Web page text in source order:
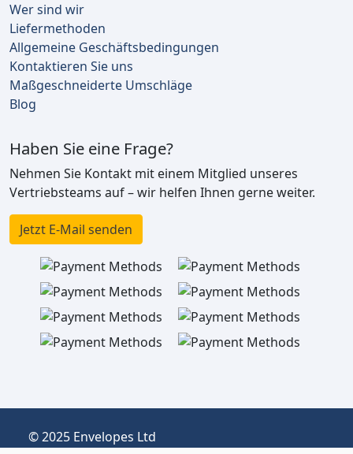
Wer sind wir
Liefermethoden
Allgemeine Geschäftsbedingungen
Kontaktieren Sie uns
Maßgeschneiderte Umschläge
Blog
Haben Sie eine Frage?
Nehmen Sie Kontakt mit einem Mitglied unseres
Vertriebsteams auf – wir helfen Ihnen gerne weiter.
Jetzt E-Mail senden
© 2025 Envelopes Ltd